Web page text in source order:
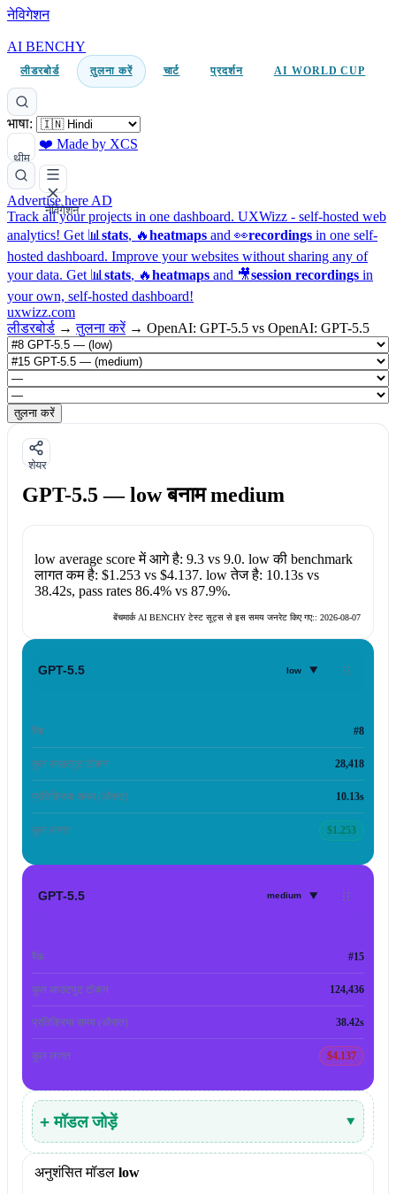
नेविगेशन
AI BENCHY
लीडरबोर्ड तुलना करें चार्ट प्रदर्शन AI WORLD CUP
भाषा:
थीम
❤️ Made by XCS
नेविगेशन
Advertise here AD
Track all your projects in one dashboard. UXWizz - self-hosted web
analytics! Get 📊 stats, 🔥heatmaps and 👀recordings in one self-
hosted dashboard. Improve your websites without sharing any of
your data. Get 📊 stats, 🔥heatmaps and 🎥session recordings in
your own, self-hosted dashboard!
uxwizz.com
लीडरबोर्ड → तुलना करें → OpenAI: GPT-5.5 vs OpenAI: GPT-5.5
तुलना करें
शेयर
GPT-5.5 — low बनाम medium
lowaverage score में आगे है: 9.3vs 9.0. lowकी benchmark
लागत कम है: $1.253vs $4.137. lowतेज है: 10.13svs
38.42s, pass rates 86.4%vs 87.9%.
बेंचमार्क AI BENCHY टेस्ट सूट्स से इस समय जनरेट किए गए:: 2026-08-07
GPT-5.5 low ▾
रैंक #8
कुल आउटपुट टोकन 28,418
प्रतिक्रिया समय (औसत) 10.13s
कुल लागत $1.253
GPT-5.5 medium ▾
रैंक #15
कुल आउटपुट टोकन 124,436
प्रतिक्रिया समय (औसत) 38.42s
कुल लागत $4.137
+ मॉडल जोड़ें ▾
अनुशंसित मॉडल low